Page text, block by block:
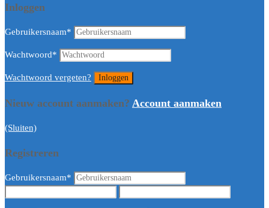
Inloggen
Gebruikersnaam*
Wachtwoord*
Wachtwoord vergeten?
Nieuw account aanmaken? Account aanmaken
(Sluiten)
Registreren
Gebruikersnaam*